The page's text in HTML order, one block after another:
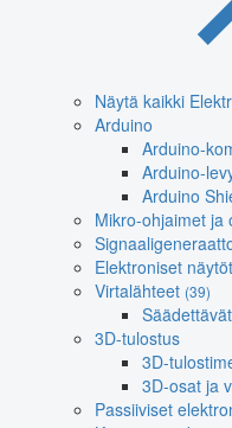
Näytä kaikki
Arduino
Arduino-
Arduino-
Arduino
Mikro-ohjaimet ja
Elektroniset näytöt
Virtalähteet (39)
3D-tulostus
3D-
3D-osat ja
Passiiviset